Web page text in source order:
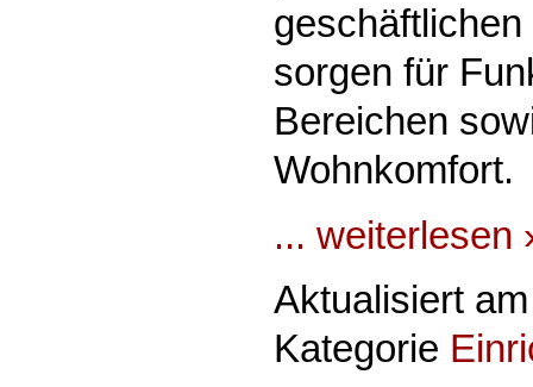
sorgen für
Bereichen
Wohnkomfort.
... weiterlesen
Aktualisiert
Kategorie